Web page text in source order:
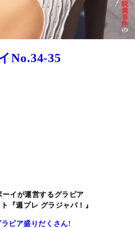
No.34-35
ーイが運営するグラビア
『週プレ グラジャパ！』
ビア盛りだくさん!